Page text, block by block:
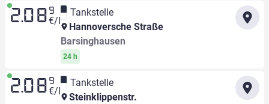
2.08 9
€/l
Tankstelle
Hannoversche Straße
Barsinghausen
24 h
2.08 9
€/l
Tankstelle
Steinklippenstr.